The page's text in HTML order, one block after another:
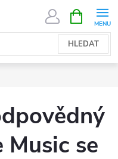
HLEDAT
NÁKUPNÍ
KOŠÍK
se